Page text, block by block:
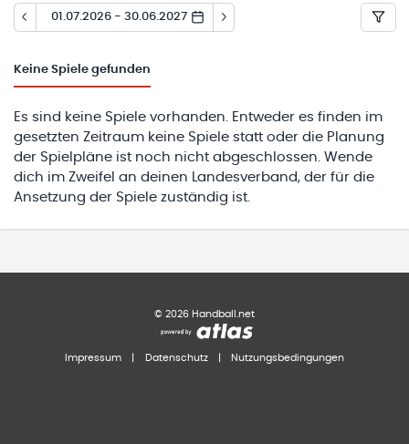
01.07.2026 - 30.06.2027
Keine Spiele gefunden
Es sind keine Spiele vorhanden. Entweder es finden im
gesetzten Zeitraum keine Spiele statt oder die Planung
der Spielpläne ist noch nicht abgeschlossen. Wende
dich im Zweifel an deinen Landesverband, der für die
Ansetzung der Spiele zuständig ist.
© 2026 Handball.net
Impressum Datenschutz Nutzungsbedingungen